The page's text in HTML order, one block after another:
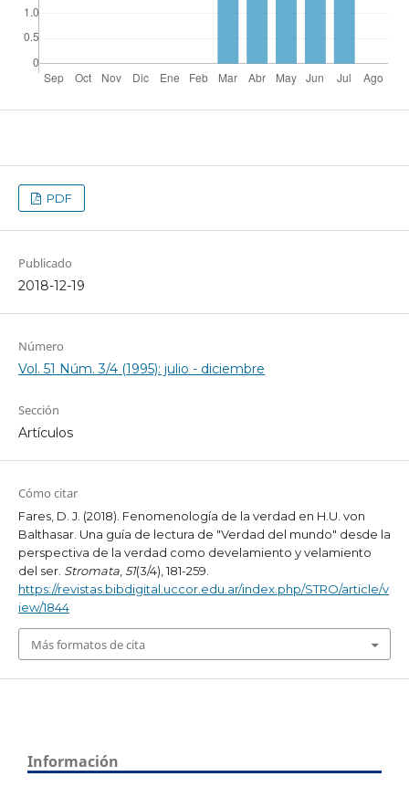
PDF
Publicado
2018-12-19
Número
Vol. 51 Núm. 3/4 (1995): julio - diciembre
Sección
Artículos
Cómo citar
Fares, D. J. (2018). Fenomenología de la verdad en H.U. von
Balthasar. Una guía de lectura de "Verdad del mundo" desde la
perspectiva de la verdad como develamiento y velamiento
del ser. Stromata,51(3/4), 181-259.
https://revistas.bibdigital.uccor.edu.ar/index.php/STRO/article/v
iew/1844
Más formatos de cita
Información